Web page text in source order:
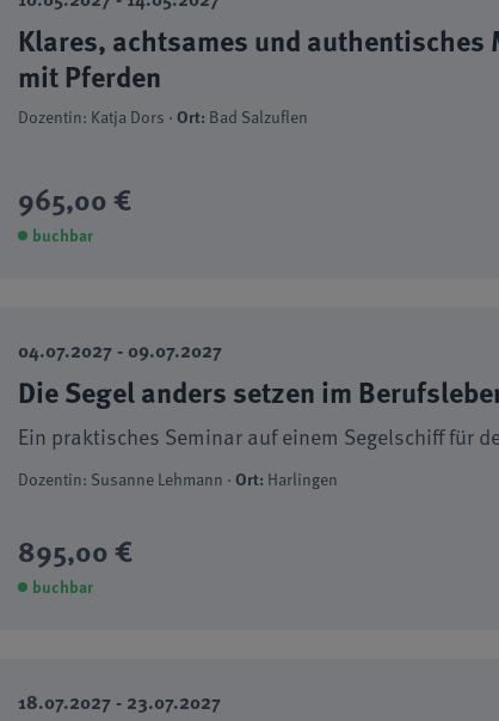
Klares, achtsames und
mit Pferden
Dozentin: Katja Dors ·Ort: Bad Salzuflen
965,00 €
buchbar
04.07.2027 - 09.07.2027
Die Segel anders setzen im
Ein praktisches Seminar auf einem Segelschiff für
Dozentin: Susanne Lehmann ·Ort: Harlingen
895,00 €
buchbar
18.07.2027 - 23.07.2027